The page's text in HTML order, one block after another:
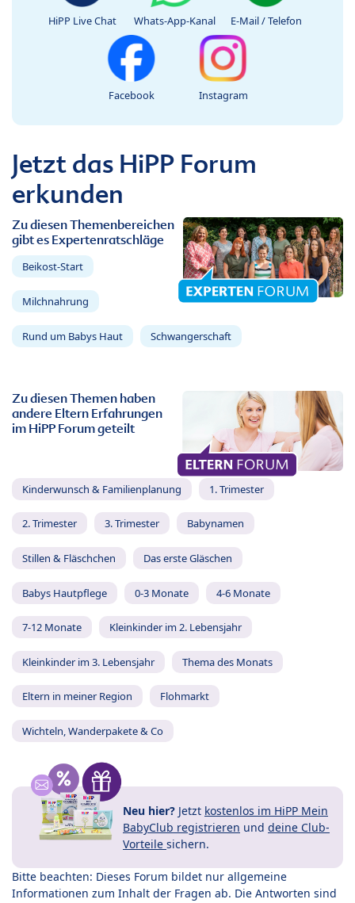
HiPP Live Chat Whats-App-Kanal E-Mail / Telefon
Facebook Instagram
Jetzt das HiPP Forum
erkunden
Zu diesen Themenbereichen
gibt es Expertenratschläge
Beikost-Start
Milchnahrung
Rund um Babys Haut Schwangerschaft
Zu diesen Themen haben
andere Eltern Erfahrungen
im HiPP Forum geteilt
Kinderwunsch & Familienplanung 1. Trimester
2. Trimester 3. Trimester Babynamen
Stillen & Fläschchen Das erste Gläschen
Babys Hautpflege 0-3 Monate 4-6 Monate
7-12 Monate Kleinkinder im 2. Lebensjahr
Kleinkinder im 3. Lebensjahr Thema des Monats
Eltern in meiner Region Flohmarkt
Wichteln, Wanderpakete & Co
Neu hier? Jetzt kostenlos im HiPP Mein
BabyClub registrieren und deine Club-
Vorteile sichern.
Bitte beachten: Dieses Forum bildet nur allgemeine
Informationen zum Inhalt der Fragen ab. Die Antworten sind